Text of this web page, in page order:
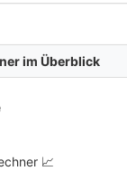
im Überblick
📈